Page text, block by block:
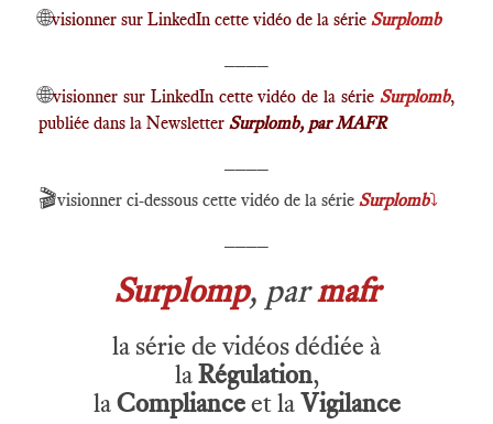
🌐visionner sur LinkedIn cette vidéo de la série Surplomb
🌐visionner sur LinkedIn cette vidéo de la sérieSurplomb,
publiée dans la Newsletter Surplomb, par MAFR
🎬visionner ci-dessous cette vidéo de la série Surplomb⤵️
Surplomp, parmafr
la série de vidéos dédiée à
laRégulation,
laComplianceet laVigilance